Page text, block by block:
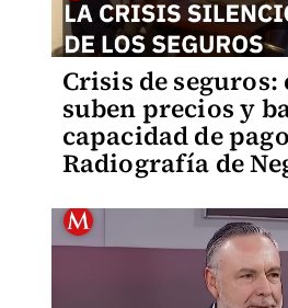
Crisis de seguros:
suben precios y
capacidad de
Radiografía de